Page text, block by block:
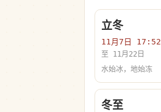
立冬
11月7日 17:52
至 11月22日
水始冰，地始冻
冬至